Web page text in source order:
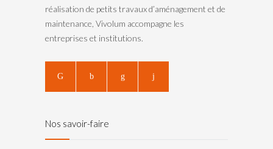
réalisation de petits travaux d’aménagement et de
maintenance, Vivolum accompagne les
entreprises et institutions.
Nos savoir-faire